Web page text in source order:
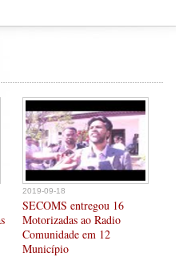
2019-09-18
SECOMS entregou 16
Motorizadas ao Radio
Comunidade em 12
Município